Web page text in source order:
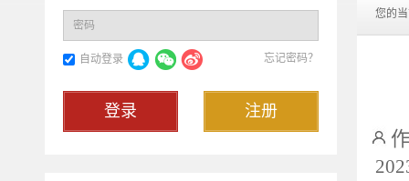
您的
密码
忘记密码？
自动登录
注册
登录